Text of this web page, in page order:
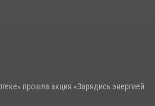
прошла акция «Зарядись энергией